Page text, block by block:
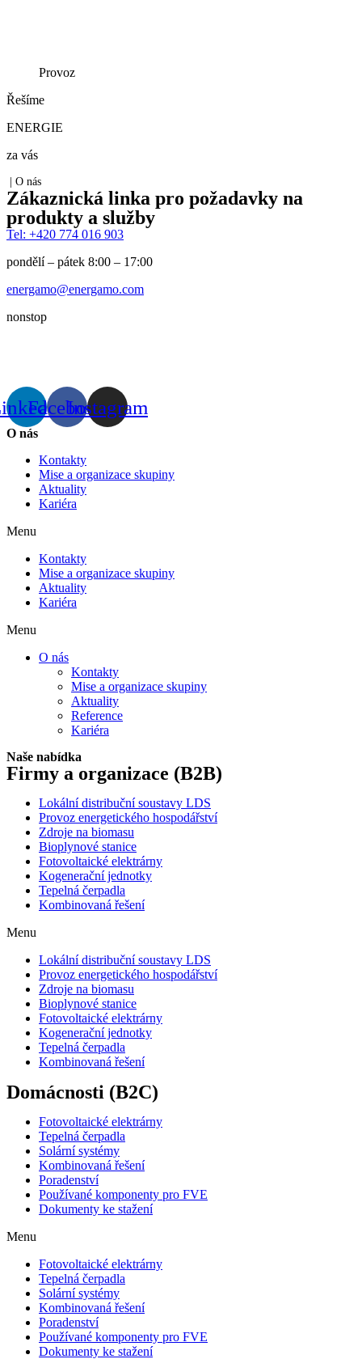
Provoz
Řešíme
ENERGIE
za vás
O nás
Zákaznická linka pro požadavky na
produkty a služby
Tel: +420 774 016 903
pondělí – pátek 8:00 – 17:00
energamo@energamo.com
nonstop
FacebookInstagram
O nás
Kontakty
Mise a organizace skupiny
Aktuality
Kariéra
Menu
Kontakty
Mise a organizace skupiny
Aktuality
Kariéra
Menu
O nás
Kontakty
Mise a organizace skupiny
Aktuality
Reference
Kariéra
Naše nabídka
Firmy a organizace (B2B)
Lokální distribuční soustavy LDS
Provoz energetického hospodářství
Zdroje na biomasu
Bioplynové stanice
Fotovoltaické elektrárny
Kogenerační jednotky
Tepelná čerpadla
Kombinovaná řešení
Menu
Lokální distribuční soustavy LDS
Provoz energetického hospodářství
Zdroje na biomasu
Bioplynové stanice
Fotovoltaické elektrárny
Kogenerační jednotky
Tepelná čerpadla
Kombinovaná řešení
Domácnosti (B2C)
Fotovoltaické elektrárny
Tepelná čerpadla
Solární systémy
Kombinovaná řešení
Poradenství
Používané komponenty pro FVE
Dokumenty ke stažení
Menu
Fotovoltaické elektrárny
Tepelná čerpadla
Solární systémy
Kombinovaná řešení
Poradenství
Používané komponenty pro FVE
Dokumenty ke stažení